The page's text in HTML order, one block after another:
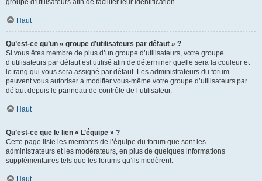
groupe d’utilisateurs afin de faciliter leur identification.
Haut
Qu’est-ce qu’un « groupe d’utilisateurs par défaut » ?
Si vous êtes membre de plus d’un groupe d’utilisateurs, votre groupe
d’utilisateurs par défaut est utilisé afin de déterminer quelle sera la couleur et
le rang qui vous sera assigné par défaut. Les administrateurs du forum
peuvent vous autoriser à modifier vous-même votre groupe d’utilisateurs par
défaut depuis le panneau de contrôle de l’utilisateur.
Haut
Qu’est-ce que le lien « L’équipe » ?
Cette page liste les membres de l’équipe du forum que sont les
administrateurs et les modérateurs, en plus de quelques informations
supplémentaires tels que les forums qu’ils modèrent.
Haut